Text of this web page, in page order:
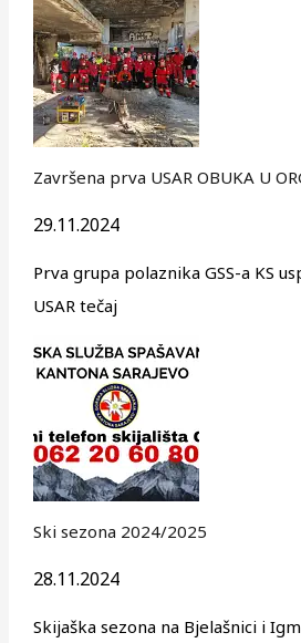
Završena prva USAR OBUKA U
29.11.2024
Prva grupa polaznika GSS-a KS
USAR tečaj
Ski sezona 2024/2025
28.11.2024
Skijaška sezona na Bjelašnici i